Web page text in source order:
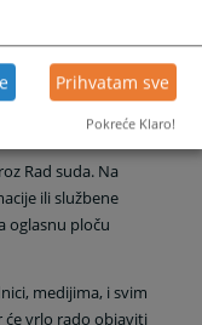
o
organizaciji suda,
o uposlenicima
Rad suda. Na
ili službene
oglasnu ploču
medijima, i svim
će vrlo rado objaviti
Prihvatam sve
Pokreće Klaro!